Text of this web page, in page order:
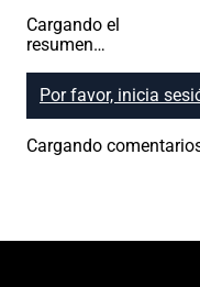
Cargando el
resumen…
Por favor, inicia
Cargando